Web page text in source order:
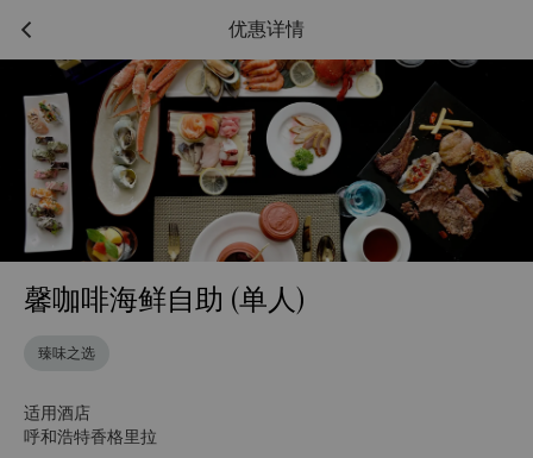
优惠详情
馨咖啡海鲜自助 (单人)
臻味之选
适用酒店
呼和浩特香格里拉